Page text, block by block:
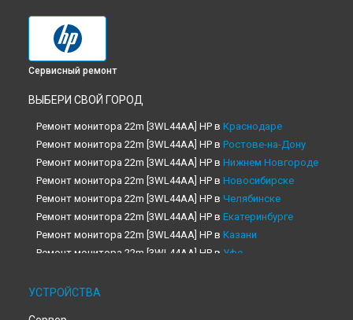
Сервисный ремонт
ВЫБЕРИ СВОЙ ГОРОД
Ремонт монитора 22m [3WL44AA] HP в Краснодаре
Ремонт монитора 22m [3WL44AA] HP в Ростове-на-Дону
Ремонт монитора 22m [3WL44AA] HP в Нижнем Новгороде
Ремонт монитора 22m [3WL44AA] HP в Новосибирске
Ремонт монитора 22m [3WL44AA] HP в Челябинске
Ремонт монитора 22m [3WL44AA] HP в Екатеринбурге
Ремонт монитора 22m [3WL44AA] HP в Казани
Ремонт монитора 22m [3WL44AA] HP в Уфе
Ремонт монитора 22m [3WL44AA] HP в
УСТРОЙСТВА